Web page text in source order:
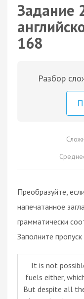
Задание
168
Разбор
Преобразуйте,
напечатанное
грамматически
Заполните
It is not
fuels either,
But despite all